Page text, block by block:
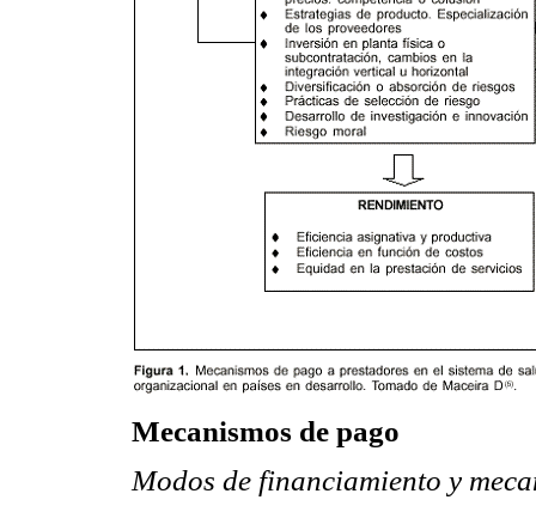
Mecanismos de pago
Modos de financiamiento y